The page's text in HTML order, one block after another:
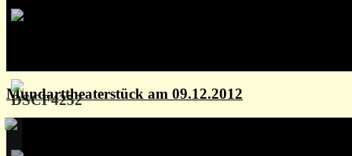
Mundarttheaterstück am 09.12.2012